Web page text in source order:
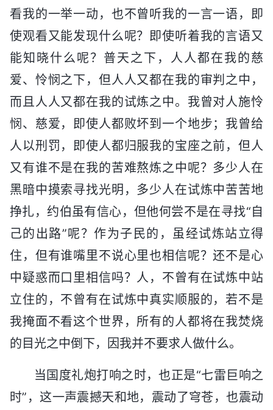
看我的一举一动，也不曾听我的一言一语，即
使观看又能发现什么呢？即使听着我的言语又
能知晓什么呢？普天之下，人人都在我的慈
爱、怜悯之下，但人人又都在我的审判之中，
而且人人又都在我的试炼之中。我曾对人施怜
悯、慈爱，即使人都败坏到一个地步；我曾给
人以刑罚，即使人都归服我的宝座之前，但人
又有谁不是在我的苦难熬炼之中呢？多少人在
黑暗中摸索寻找光明，多少人在试炼中苦苦地
挣扎，约伯虽有信心，但他何尝不是在寻找“自
己的出路”呢？作为子民的，虽经试炼站立得
住，但有谁嘴里不说心里也相信呢？还不是心
中疑惑而口里相信吗？人，不曾有在试炼中站
立住的，不曾有在试炼中真实顺服的，若不是
我掩面不看这个世界，所有的人都将在我焚烧
的目光之中倒下，因我并不要求人做什么。
当国度礼炮打响之时，也正是“七雷巨响之
时”，这一声震撼天和地，震动了穹苍，也震动